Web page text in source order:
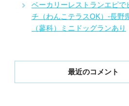
ベーカリーレストランエピで
チ（わんこテラスOK）-長野
（蓼科）ミニドッグランあり
最近のコメント